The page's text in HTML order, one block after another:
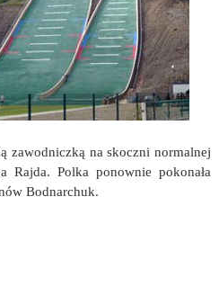
zawodniczką na skoczni normalnej
Rajda. Polka ponownie pokonała
Bodnarchuk.